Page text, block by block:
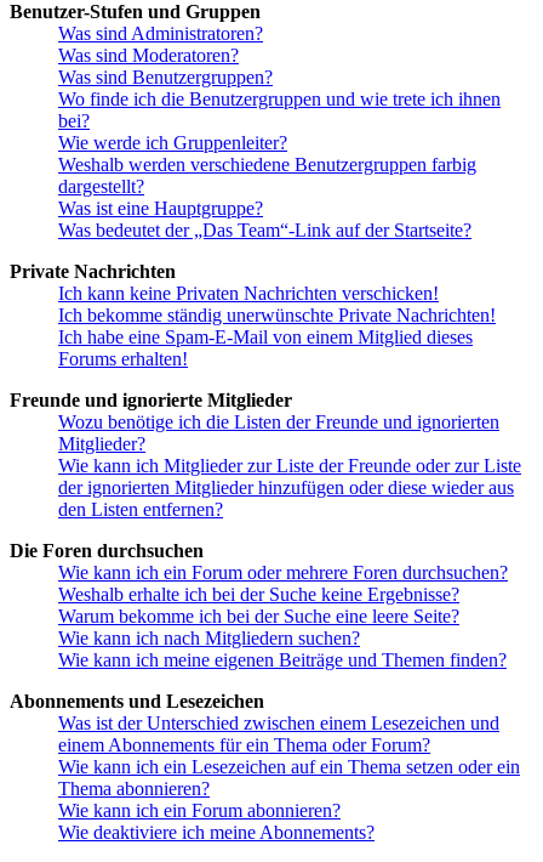
Benutzer-Stufen und Gruppen
Was sind Administratoren?
Was sind Moderatoren?
Was sind Benutzergruppen?
Wo finde ich die Benutzergruppen und wie trete ich ihnen
bei?
Wie werde ich Gruppenleiter?
Weshalb werden verschiedene Benutzergruppen farbig
dargestellt?
Was ist eine Hauptgruppe?
Was bedeutet der „Das Team“-Link auf der Startseite?
Private Nachrichten
Ich kann keine Privaten Nachrichten verschicken!
Ich bekomme ständig unerwünschte Private Nachrichten!
Ich habe eine Spam-E-Mail von einem Mitglied dieses
Forums erhalten!
Freunde und ignorierte Mitglieder
Wozu benötige ich die Listen der Freunde und ignorierten
Mitglieder?
Wie kann ich Mitglieder zur Liste der Freunde oder zur Liste
der ignorierten Mitglieder hinzufügen oder diese wieder aus
den Listen entfernen?
Die Foren durchsuchen
Wie kann ich ein Forum oder mehrere Foren durchsuchen?
Weshalb erhalte ich bei der Suche keine Ergebnisse?
Warum bekomme ich bei der Suche eine leere Seite?
Wie kann ich nach Mitgliedern suchen?
Wie kann ich meine eigenen Beiträge und Themen finden?
Abonnements und Lesezeichen
Was ist der Unterschied zwischen einem Lesezeichen und
einem Abonnements für ein Thema oder Forum?
Wie kann ich ein Lesezeichen auf ein Thema setzen oder ein
Thema abonnieren?
Wie kann ich ein Forum abonnieren?
Wie deaktiviere ich meine Abonnements?